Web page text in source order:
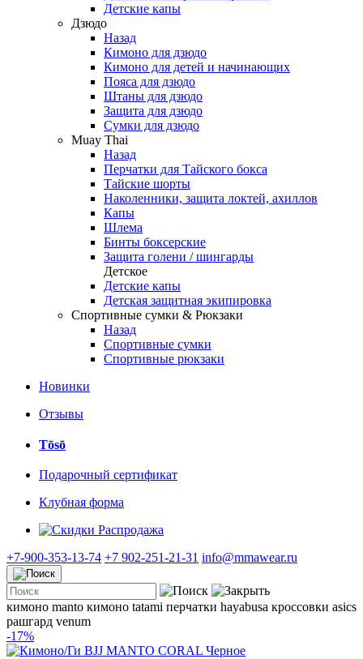
Детские капы
Дзюдо
Назад
Кимоно для дзюдо
Кимоно для детей и начинающих
Пояса для дзюдо
Штаны для дзюдо
Защита для дзюдо
Сумки для дзюдо
Muay Thai
Назад
Перчатки для Тайского бокса
Тайские шорты
Наколенники, защита локтей, ахиллов
Капы
Шлема
Бинты боксерские
Защита голени / шингарды
Детское
Детские капы
Детская защитная экипировка
Спортивные сумки & Рюкзаки
Назад
Спортивные сумки
Спортивные рюкзаки
Новинки
Отзывы
Tōsō
Подарочный сертификат
Клубная форма
Распродажа
+7-900-353-13-74 +7 902-251-21-31 info@mmawear.ru
кимоно manto кимоно tatami перчатки hayabusa кроссовки asics
рашгард venum
-17%